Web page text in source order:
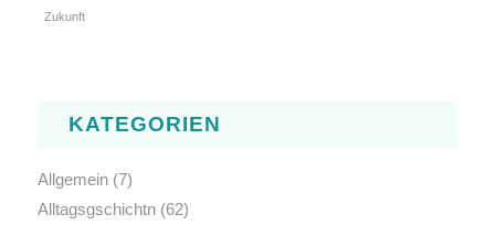
Zukunft
KATEGORIEN
Allgemein(7)
Alltagsgschichtn(62)